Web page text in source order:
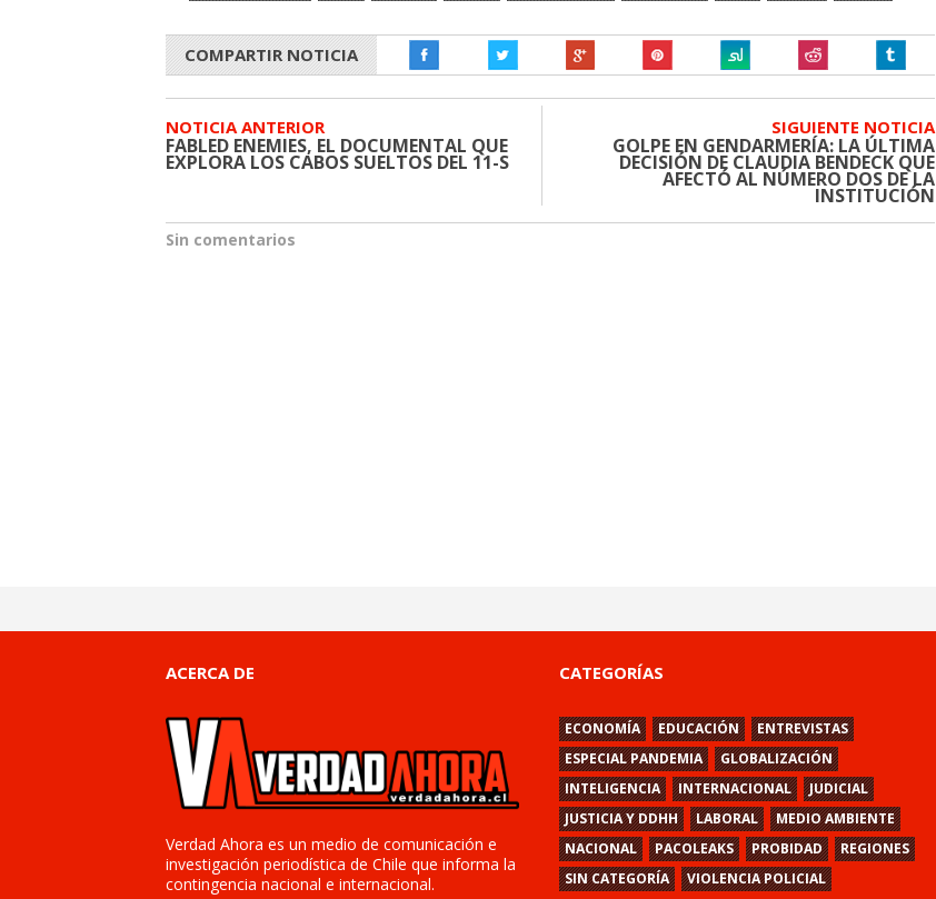
COMPARTIR NOTICIA
NOTICIA ANTERIOR
FABLED ENEMIES, EL DOCUMENTAL QUE
EXPLORA LOS CABOS SUELTOS DEL 11-S
SIGUIENTE NOTICIA
GOLPE EN GENDARMERÍA: LA ÚLTIMA
DECISIÓN DE CLAUDIA BENDECK QUE
AFECTÓ AL NÚMERO DOS DE LA
INSTITUCIÓN
Sin comentarios
ACERCA DE
Verdad Ahora es un medio de comunicación e
investigación periodística de Chile que informa la
contingencia nacional e internacional.
CATEGORÍAS
ECONOMÍA EDUCACIÓN
ENTREVISTAS
ESPECIAL PANDEMIA
GLOBALIZACIÓN
INTELIGENCIA
INTERNACIONAL
JUDICIAL
JUSTICIA Y DDHH
LABORAL
MEDIO AMBIENTE
NACIONAL
PACOLEAKS PROBIDAD
REGIONES
SIN CATEGORÍA
VIOLENCIA POLICIAL